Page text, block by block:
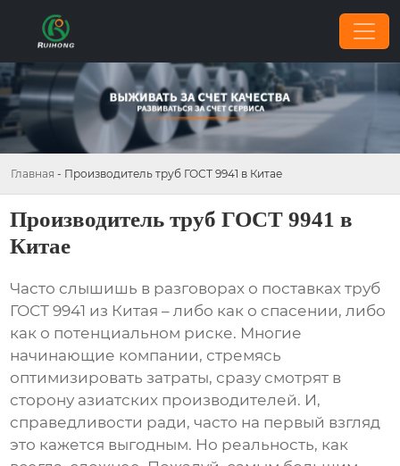
Главная - Производитель труб ГОСТ 9941 в Китае
Производитель труб ГОСТ 9941 в
Китае
Часто слышишь в разговорах о поставкахтруб
ГОСТ 9941 из Китая – либо как о спасении, либо
как о потенциальном риске. Многие
начинающие компании, стремясь
оптимизировать затраты, сразу смотрят в
сторону азиатских производителей. И,
справедливости ради, часто на первый взгляд
это кажется выгодным. Но реальность, как